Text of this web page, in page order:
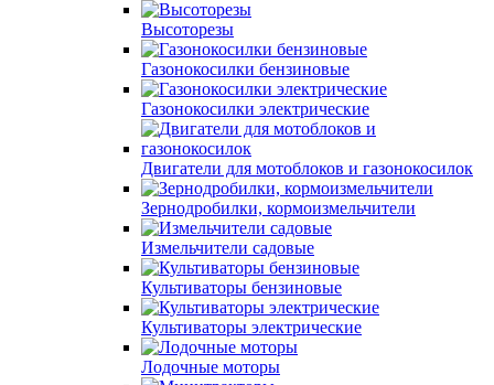
Высоторезы
Газонокосилки бензиновые
Газонокосилки электрические
Двигатели для мотоблоков и газонокосилок
Зернодробилки, кормоизмельчители
Измельчители садовые
Культиваторы бензиновые
Культиваторы электрические
Лодочные моторы